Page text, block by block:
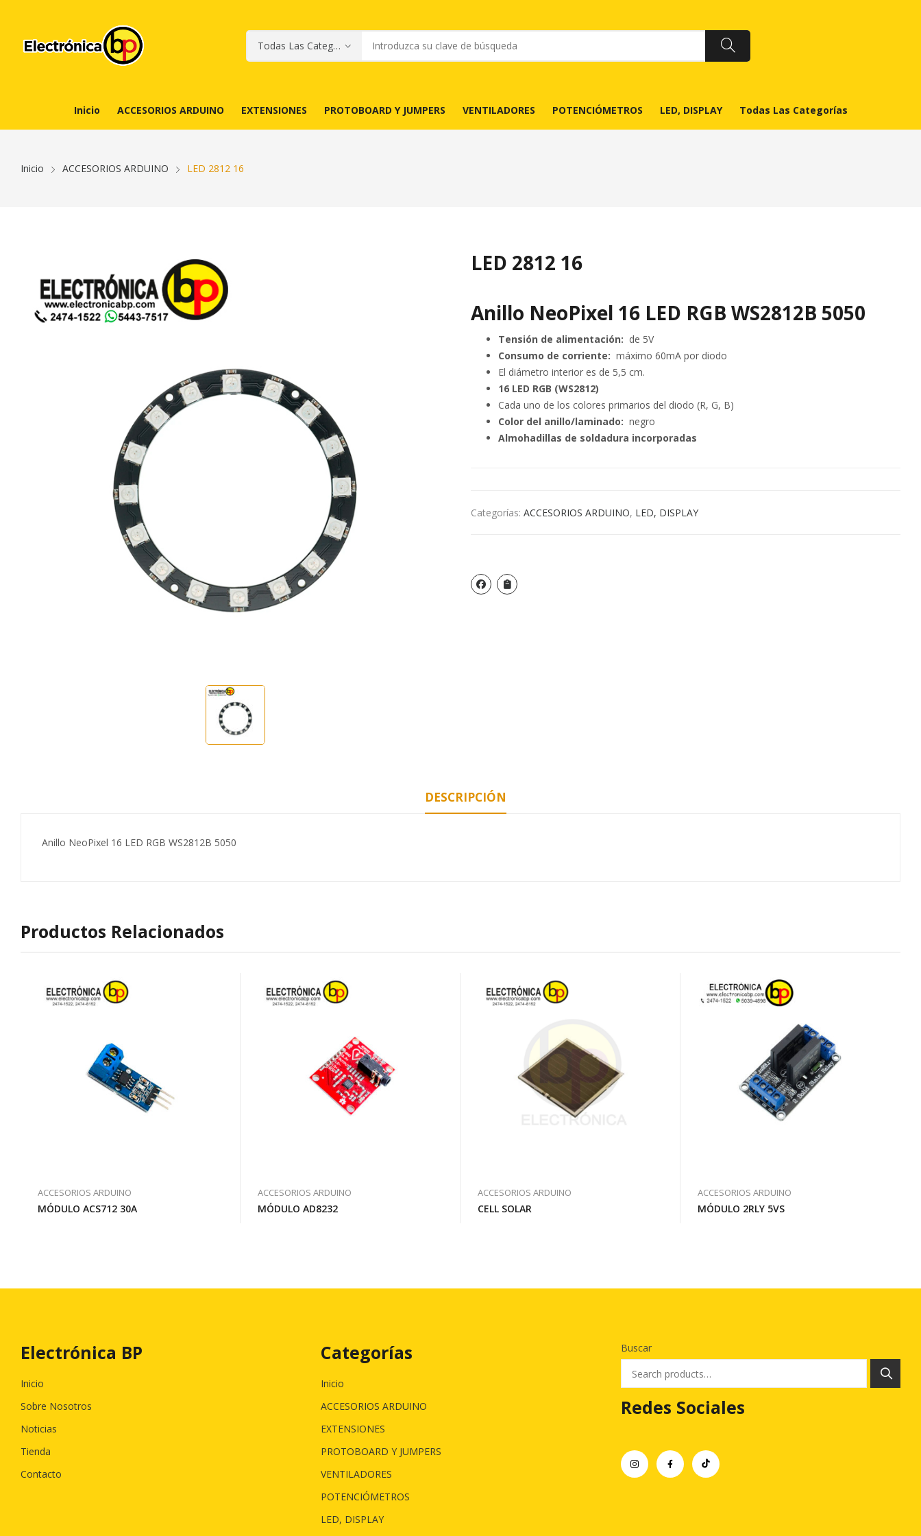
Inicio ACCESORIOS ARDUINO EXTENSIONES PROTOBOARD Y JUMPERS VENTILADORES POTENCIÓMETROS LED, DISPLAY Todas Las Categorías
Inicio ACCESORIOS ARDUINO LED 2812 16
LED 2812 16
Anillo NeoPixel 16 LED RGB WS2812B 5050
Tensión de alimentación: de 5V
Consumo de corriente: máximo 60mA por diodo
El diámetro interior es de 5,5 cm.
16 LED RGB (WS2812)
Cada uno de los colores primarios del diodo (R, G, B)
Color del anillo/laminado: negro
Almohadillas de soldadura incorporadas
Categorías: ACCESORIOS ARDUINO, LED, DISPLAY
DESCRIPCIÓN
Anillo NeoPixel 16 LED RGB WS2812B 5050
Productos Relacionados
ACCESORIOS ARDUINO
MÓDULO ACS712 30A
ACCESORIOS ARDUINO
MÓDULO AD8232
ACCESORIOS ARDUINO
CELL SOLAR
ACCESORIOS ARDUINO
MÓDULO 2RLY 5VS
Electrónica BP
Inicio
Sobre Nosotros
Noticias
Tienda
Contacto
Categorías
Inicio
ACCESORIOS ARDUINO
EXTENSIONES
PROTOBOARD Y JUMPERS
VENTILADORES
POTENCIÓMETROS
LED, DISPLAY
Buscar
Redes Sociales